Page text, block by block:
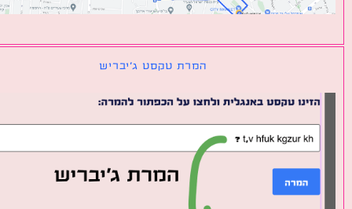
המרת טקסט ג׳יבריש